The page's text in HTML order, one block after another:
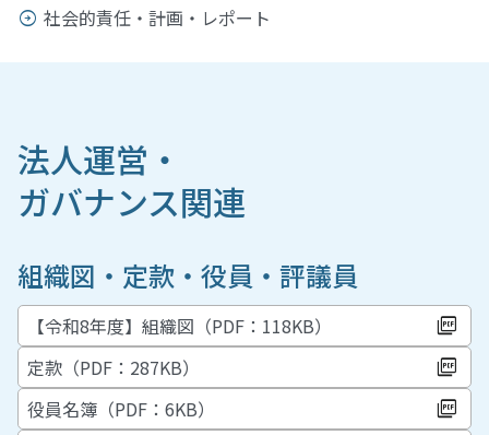
社会的責任・計画・レポート
法人運営・
ガバナンス関連
組織図・定款・役員・評議員
【令和8年度】組織図（PDF：118KB）
定款（PDF：287KB）
役員名簿（PDF：6KB）